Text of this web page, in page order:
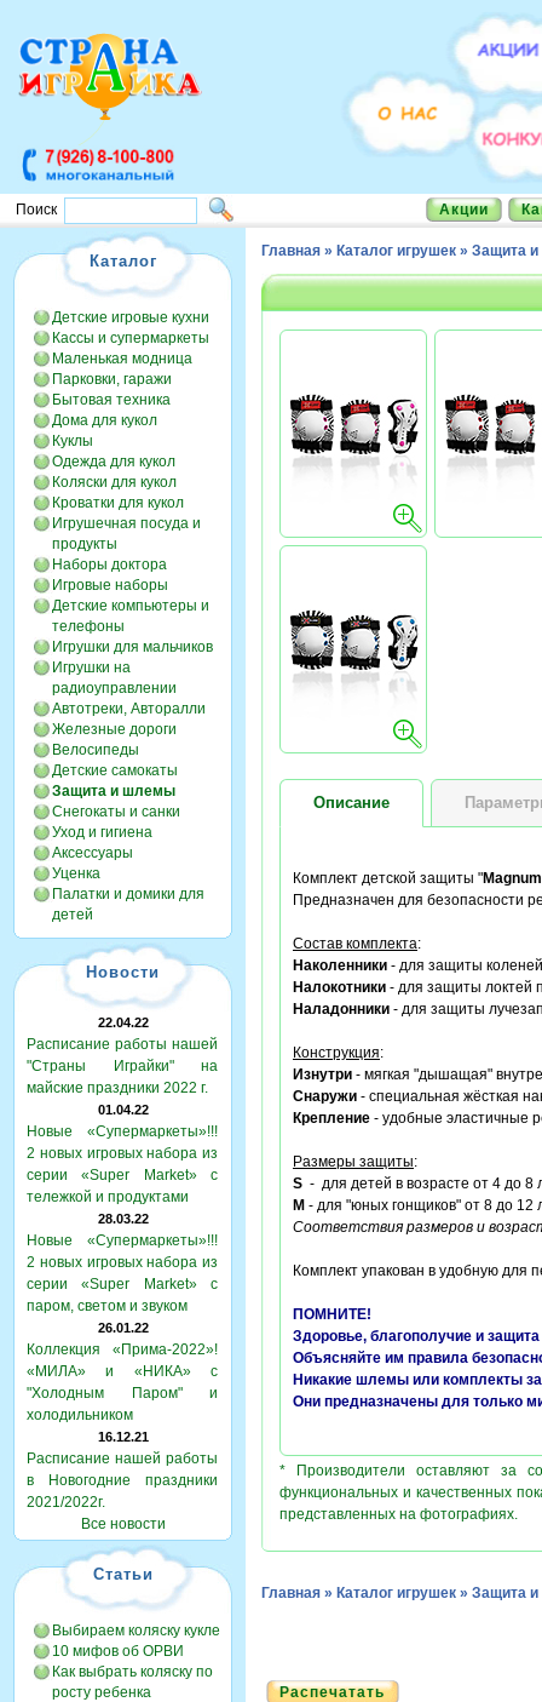
Поиск Акции
Каталог
Детские игровые кухни
Кассы и супермаркеты
Маленькая модница
Парковки, гаражи
Бытовая техника
Дома для кукол
Куклы
Одежда для кукол
Коляски для кукол
Кроватки для кукол
Игрушечная посуда и
продукты
Наборы доктора
Игровые наборы
Детские компьютеры и
телефоны
Игрушки для мальчиков
Игрушки на
радиоуправлении
Автотреки, Авторалли
Железные дороги
Велосипеды
Детские самокаты
Защита и шлемы
Снегокаты и санки
Уход и гигиена
Аксессуары
Уценка
Палатки и домики для
детей
Новости
22.04.22
Расписание работы нашей
"Страны Играйки" на
майские праздники 2022 г.
01.04.22
Новые «Супермаркеты»!!!
2 новых игровых набора из
серии «Super Market» с
тележкой и продуктами
28.03.22
Новые «Супермаркеты»!!!
2 новых игровых набора из
серии «Super Market» с
паром, светом и звуком
26.01.22
Коллекция «Прима-2022»!
«МИЛА» и «НИКА» с
"Холодным Паром" и
холодильником
16.12.21
Расписание нашей работы
в Новогодние праздники
2021/2022г.
Все новости
Статьи
Выбираем коляску кукле
10 мифов об ОРВИ
Как выбрать коляску по
росту ребенка
Главная » Каталог игрушек » Защита
Описание
Комплект детской защиты "
Предназначен для безопасности
Состав комплекта:
Наколенники - для защиты
Налокотники - для защиты локтей
Наладонники - для защиты
Конструкция:
Изнутри - мягкая "дышащая"
Снаружи - специальная жёсткая
Крепление - удобные эластичные
Размеры защиты:
S - для детей в возрасте от 4 до 8
M - для "юных гонщиков" от 8 до 12
Соответствия размеров и
Комплект упакован в удобную для
ПОМНИТЕ!
Здоровье, благополучие и
Объясняйте им правила
Никакие шлемы или комплекты
Они предназначены для только
* Производители оставляют за
функциональных и качественных
представленных на фотографиях.
Главная » Каталог игрушек » Защита
Распечатать